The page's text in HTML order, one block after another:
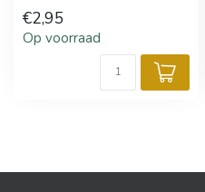
€2,95
Op voorraad